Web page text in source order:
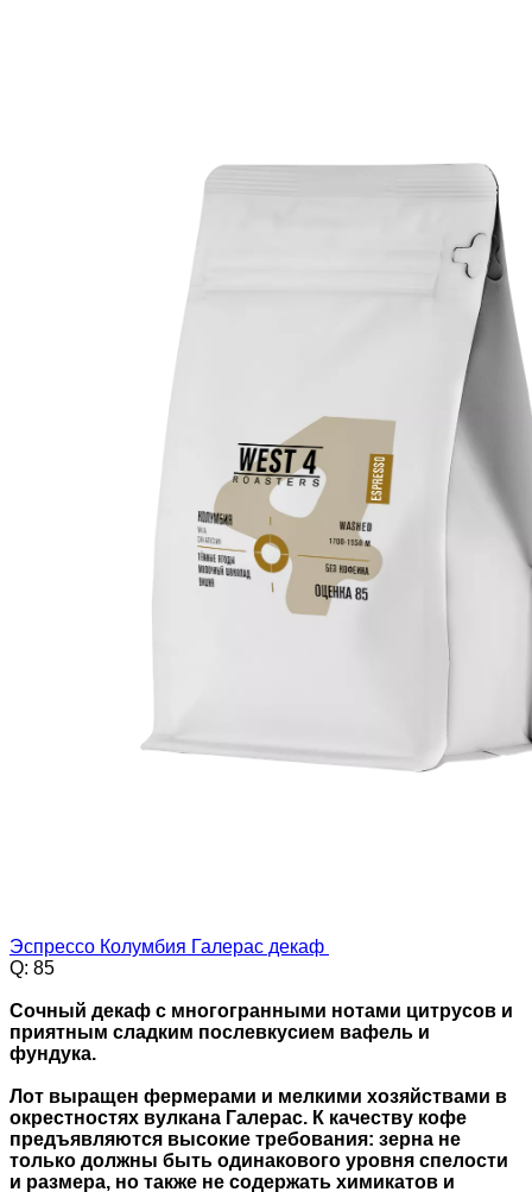
Эспрессо Колумбия Галерас декаф
Q: 85
Сочный декаф с многогранными нотами цитрусов и
приятным сладким послевкусием вафель и
фундука.
Лот выращен фермерами и мелкими хозяйствами в
окрестностях вулкана Галерас. К качеству кофе
предъявляются высокие требования: зерна не
только должны быть одинакового уровня спелости
и размера, но также не содержать химикатов и